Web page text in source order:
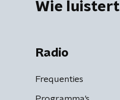
Wie luistert
Radio
Frequenties